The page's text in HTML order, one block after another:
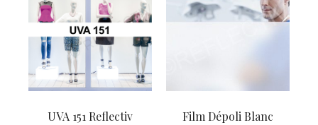
UVA 151 Reflectiv
Film Dépoli Blanc